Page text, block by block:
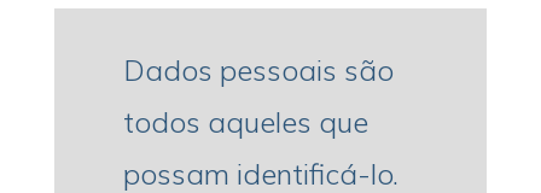
Dados pessoais são
todos aqueles que
possam identificá-lo.